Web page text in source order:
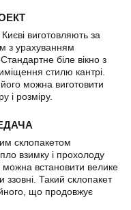
Києві виготовляють за
з урахуванням
біле вікно з
стилю кантрі.
можна виготовити
і розміру.
склопакетом
взимку і прохолоду
можна встановити велике
ззовні. Такий склопакет
що продовжує